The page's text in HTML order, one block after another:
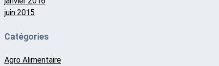
juin 2015
Catégories
Agro Alimentaire